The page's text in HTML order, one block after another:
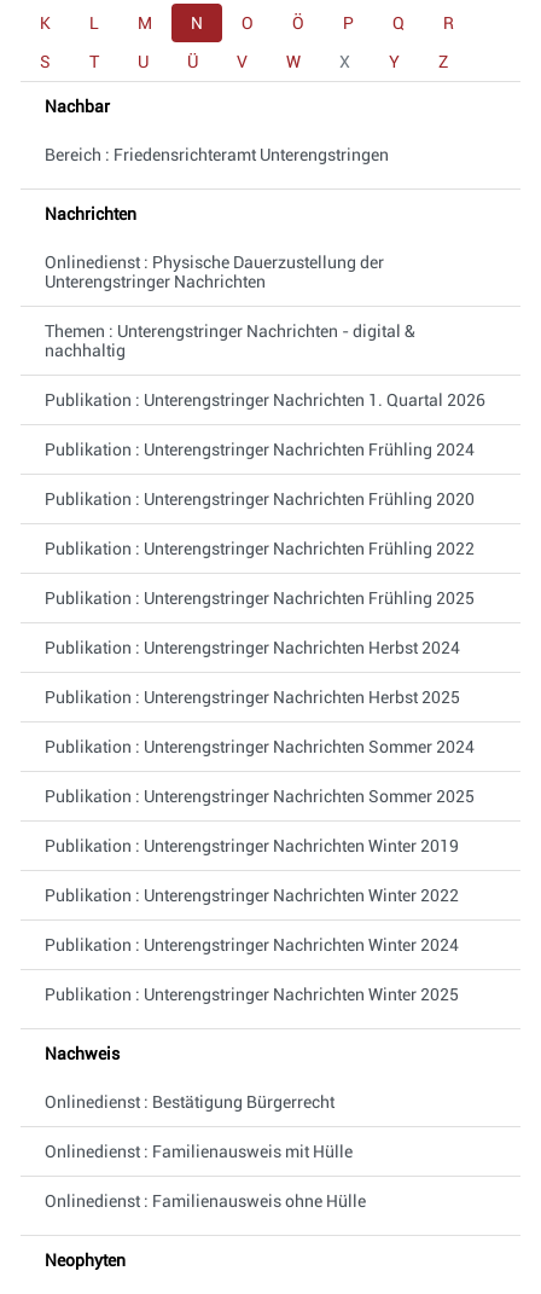
K
L M N O Ö P Q
R
S
T U Ü V W X Y Z
Nachbar
Bereich : Friedensrichteramt Unterengstringen
Nachrichten
Onlinedienst : Physische Dauerzustellung der
Unterengstringer Nachrichten
Themen : Unterengstringer Nachrichten - digital &
nachhaltig
Publikation : Unterengstringer Nachrichten 1. Quartal 2026
Publikation : Unterengstringer Nachrichten Frühling 2024
Publikation : Unterengstringer Nachrichten Frühling 2020
Publikation : Unterengstringer Nachrichten Frühling 2022
Publikation : Unterengstringer Nachrichten Frühling 2025
Publikation : Unterengstringer Nachrichten Herbst 2024
Publikation : Unterengstringer Nachrichten Herbst 2025
Publikation : Unterengstringer Nachrichten Sommer 2024
Publikation : Unterengstringer Nachrichten Sommer 2025
Publikation : Unterengstringer Nachrichten Winter 2019
Publikation : Unterengstringer Nachrichten Winter 2022
Publikation : Unterengstringer Nachrichten Winter 2024
Publikation : Unterengstringer Nachrichten Winter 2025
Nachweis
Onlinedienst : Bestätigung Bürgerrecht
Onlinedienst : Familienausweis mit Hülle
Onlinedienst : Familienausweis ohne Hülle
Neophyten